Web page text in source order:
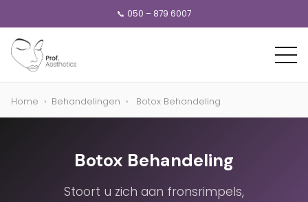
📞 050 – 879 6007
Home › Behandelingen › Botox Behandeling
Botox Behandeling
Stoort u zich aan fronsrimpels,